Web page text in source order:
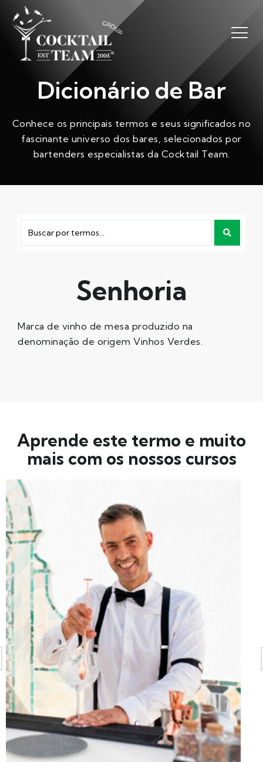
Dicionário de Bar
Conhece os principais termos e seus significados no
fascinante universo dos bares, selecionados por
bartenders especialistas da Cocktail Team.
Senhoria
Marca de vinho de mesa produzido na
denominação de origem Vinhos Verdes.
Aprende este termo e muito
mais com os nossos cursos